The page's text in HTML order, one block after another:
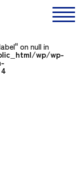
on null in
wp/wp-
4